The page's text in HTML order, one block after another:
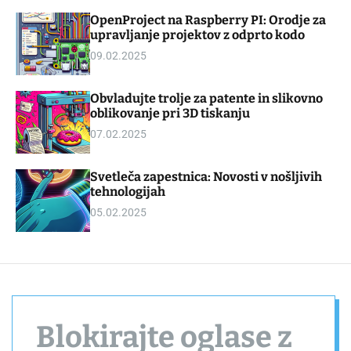
g
e
t
o
d
OpenProject na Raspberry PI: Orodje za
upravljanje projektov z odprto kodo
09.02.2025
Obvladujte trolje za patente in slikovno
oblikovanje pri 3D tiskanju
07.02.2025
Svetleča zapestnica: Novosti v nošljivih
tehnologijah
05.02.2025
Blokirajte oglase z